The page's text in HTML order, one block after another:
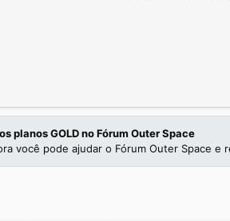
planos GOLD no Fórum Outer Space
você pode ajudar o Fórum Outer Space